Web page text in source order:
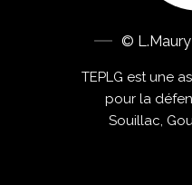
©
TEPLG est une
pour la
Souillac,